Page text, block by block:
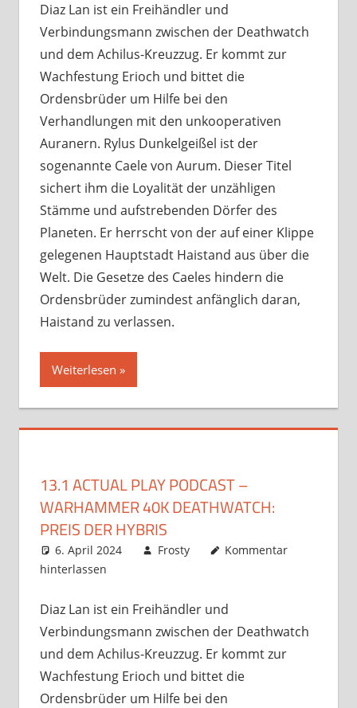
Diaz Lan ist ein Freihändler und
Verbindungsmann zwischen der Deathwatch
und dem Achilus-Kreuzzug. Er kommt zur
Wachfestung Erioch und bittet die
Ordensbrüder um Hilfe bei den
Verhandlungen mit den unkooperativen
Auranern. Rylus Dunkelgeißel ist der
sogenannte Caele von Aurum. Dieser Titel
sichert ihm die Loyalität der unzähligen
Stämme und aufstrebenden Dörfer des
Planeten. Er herrscht von der auf einer Klippe
gelegenen Hauptstadt Haistand aus über die
Welt. Die Gesetze des Caeles hindern die
Ordensbrüder zumindest anfänglich daran,
Haistand zu verlassen.
Weiterlesen
13.1 ACTUAL PLAY PODCAST –
WARHAMMER 40K DEATHWATCH:
PREIS DER HYBRIS
6. April 2024 Frosty
Kommentar
hinterlassen
Diaz Lan ist ein Freihändler und
Verbindungsmann zwischen der Deathwatch
und dem Achilus-Kreuzzug. Er kommt zur
Wachfestung Erioch und bittet die
Ordensbrüder um Hilfe bei den